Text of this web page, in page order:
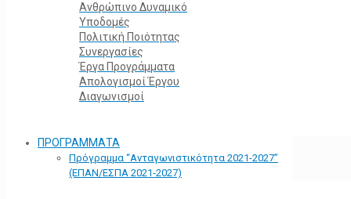
Ανθρώπινο Δυναμικό
Υποδομές
Πολιτική Ποιότητας
Συνεργασίες
Έργα Προγράμματα
Απολογισμοί Έργου
Διαγωνισμοί
ΠΡΟΓΡΑΜΜΑΤΑ
Πρόγραμμα “Ανταγωνιστικότητα 2021-2027”
(ΕΠΑΝ/ΕΣΠΑ 2021-2027)